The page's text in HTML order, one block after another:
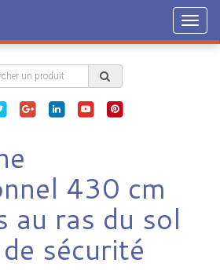
430 cm
au ras du sol
sécurité